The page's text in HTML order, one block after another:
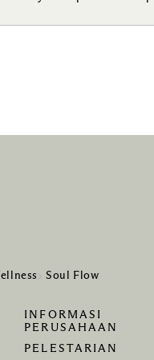
Soul Flow
INFORMASI
PERUSAHAAN
PELESTARIAN